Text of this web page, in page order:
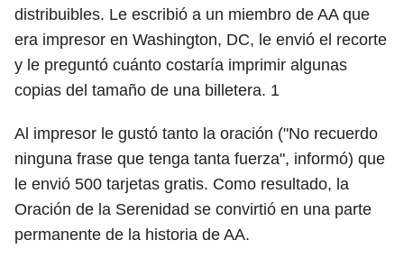
distribuibles. Le escribió a un miembro de AA que
era impresor en Washington, DC, le envió el recorte
y le preguntó cuánto costaría imprimir algunas
copias del tamaño de una billetera. 1
Al impresor le gustó tanto la oración ("No recuerdo
ninguna frase que tenga tanta fuerza", informó) que
le envió 500 tarjetas gratis. Como resultado, la
Oración de la Serenidad se convirtió en una parte
permanente de la historia de AA.